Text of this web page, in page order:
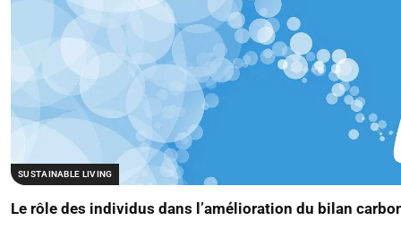
SUSTAINABLE LIVING
Le rôle des individus dans l’amélioration du bilan